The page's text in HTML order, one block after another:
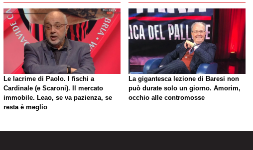
Le lacrime di Paolo. I fischi a
Cardinale (e Scaroni). Il mercato
immobile. Leao, se va pazienza, se
resta è meglio
La gigantesca lezione di Baresi non
può durate solo un giorno. Amorim,
occhio alle contromosse